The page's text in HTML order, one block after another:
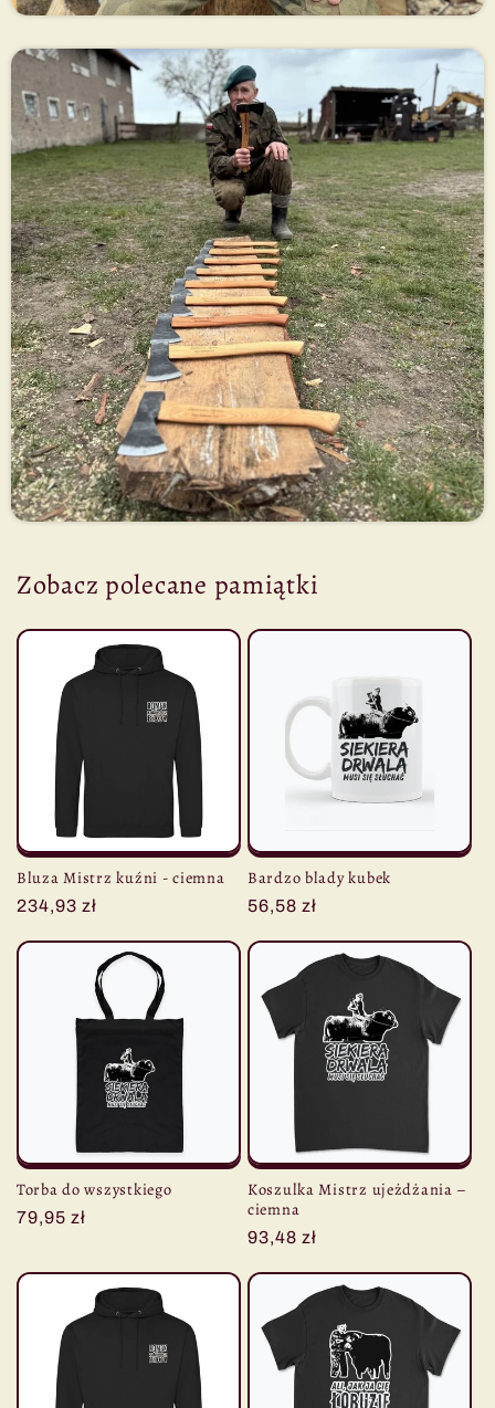
Zobacz polecane pamiątki
Bluza Mistrz kuźni - ciemna
Cena
234,93 zł
Bardzo blady kubek
Cena
56,58 zł
Torba do wszystkiego
Cena
79,95 zł
Koszulka Mistrz ujeżdżania –
ciemna
Cena
93,48 zł